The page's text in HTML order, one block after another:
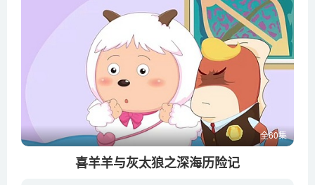
全60集
喜羊羊与灰太狼之深海历险记